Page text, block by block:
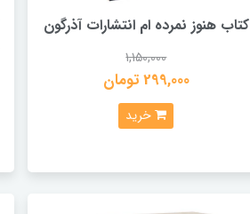
کتاب هنوز نمرده ام انتشارات آذرگون
1,150,000
299,000 تومان
خرید